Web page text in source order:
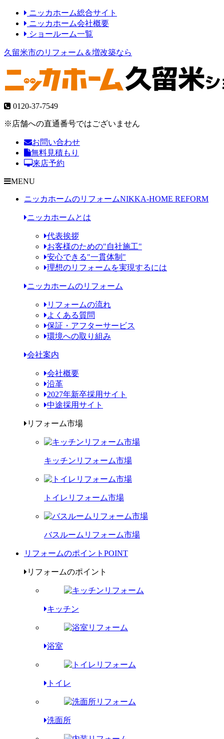
ニッカホーム総合サイト
ニッカホーム会社概要
ショールーム一覧
久留米市のリフォーム＆増改築なら
0120-37-7549
※店舗への直通番号ではございません
お問い合わせ
無料見積もり
来店予約
MENU
ニッカホームのリフォームNIKKA-HOME REFORM
ニッカホームとは
代表挨拶
お客様のための"自社施工"
安心できる"一貫体制"
理想のリフォームを実現するには
ニッカホームのリフォーム
リフォームの流れ
よくある質問
保証・アフターサービス
環境への取り組み
会社案内
会社概要
沿革
2027年新卒採用サイト
中途採用サイト
リフォーム市場
キッチンリフォーム市場
トイレリフォーム市場
バスルームリフォーム市場
リフォームのポイント POINT
リフォームのポイント
キッチン
浴室
トイレ
洗面所